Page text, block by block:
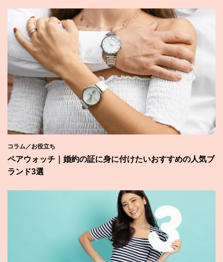
コラム／お役立ち
ペアウォッチ｜婚約の証に身に付けたいおすすめの人気ブ
ランド3選